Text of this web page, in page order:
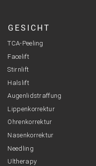
GESICHT
TCA-Peeling
Facelift
Stirnlift
Halslift
Augenlidstraffung
Lippenkorrektur
Ohrenkorrektur
Nasenkorrektur
Needling
Ultherapy